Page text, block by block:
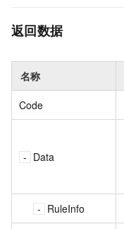
返回数据
名称
Code
Data
RuleInfo